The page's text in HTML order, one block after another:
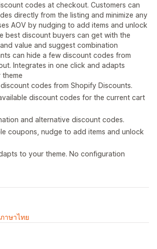
codes at checkout. Customers can
directly from the listing and minimize any
AOV by nudging to add items and unlock
best discount buyers can get with the
value and suggest combination
can hide a few discount codes from
Integrates in one click and adapts
codes from Shopify Discounts.
discount codes for the current cart
and alternative discount codes.
coupons, nudge to add items and unlock
to your theme. No configuration
าษาไทย